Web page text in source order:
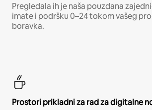
Pregledala ih je naša pouzdana
imate i podršku 0–24 tokom vašeg
boravka.
Prostori prikladni za rad za digitalne